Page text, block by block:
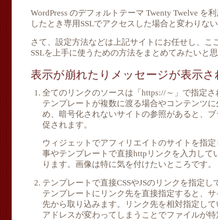
WordPress のデフォルトテーマ Twenty Twelve を
したとき専用SSLでアクセスした場合と変わりな
さて、設定方法などは上記サイトにお任せし、こ
SSLを上手に使うための方法をまとめてみたいと
表示が崩れたりメッセージが表示さ
全てのリンクのソースは「https://～」で指定
テンプレートが複数に渡る場合やコンテンツ
め、暗号化されないサイトの参照があると、
促されます。
ウィジェットでアフィリエイトのサイトを指
事やテンプレートで直接httpリンクを入力して
ります。画像は特に気を付けたいところです。
テンプレートで直接CSSやJSのリンクを指定し
テンプレートにリンク先を直接指定すると、
先から取り込みます。リンク先を相対指定し
アドレスが変わってしまうことでファイルが